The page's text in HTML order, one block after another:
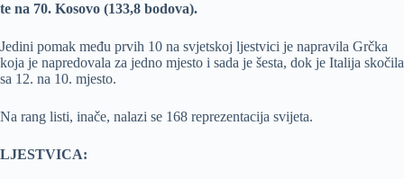
te na 70. Kosovo (133,8 bodova).
Jedini pomak među prvih 10 na svjetskoj ljestvici je napravila Grčka
koja je napredovala za jedno mjesto i sada je šesta, dok je Italija skočila
sa 12. na 10. mjesto.
Na rang listi, inače, nalazi se 168 reprezentacija svijeta.
LJESTVICA: